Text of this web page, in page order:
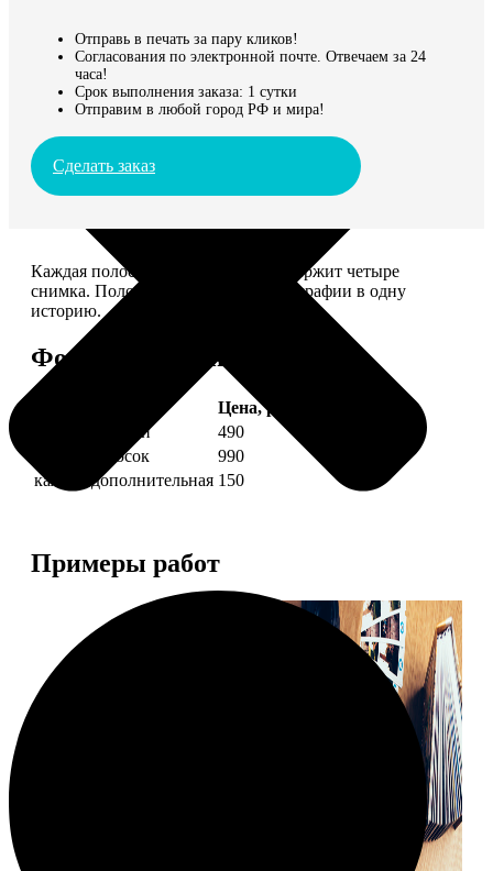
Отправь в печать за пару кликов!
Согласования по электронной почте. Отвечаем за 24
часа!
Срок выполнения заказа: 1 сутки
Отправим в любой город РФ и мира!
Сделать заказ
Каждая полоска размером 5*20 содержит четыре
снимка. Полоски объединяют фотографии в одну
историю.
Форматы и цены
Цена, руб.
4 фото полоски
490
8 фото полосок
990
каждая дополнительная 150
Примеры работ